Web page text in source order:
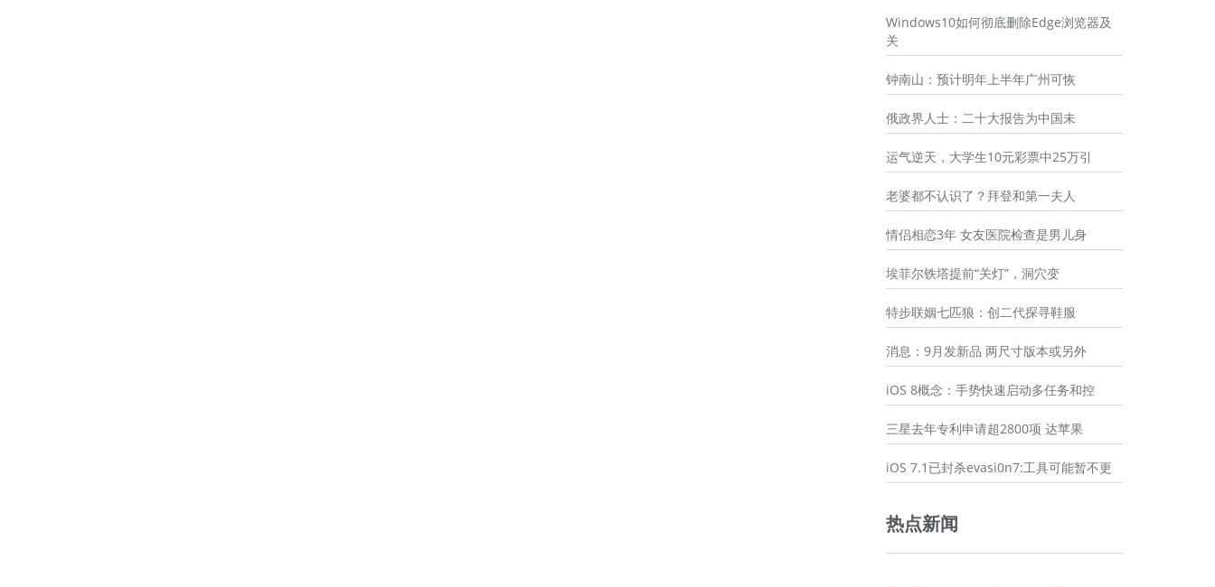
Windows10如何彻底删除Edge浏览器及
关
钟南山：预计明年上半年广州可恢
俄政界人士：二十大报告为中国未
运气逆天，大学生10元彩票中25万引
老婆都不认识了？拜登和第一夫人
情侣相恋3年 女友医院检查是男儿身
埃菲尔铁塔提前“关灯”，洞穴变
特步联姻七匹狼：创二代探寻鞋服
消息：9月发新品 两尺寸版本或另外
iOS 8概念：手势快速启动多任务和控
三星去年专利申请超2800项 达苹果
iOS 7.1已封杀evasi0n7:工具可能暂不更
热点新闻